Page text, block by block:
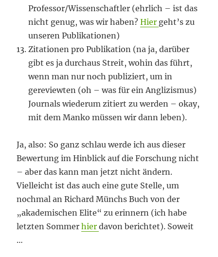
Professor/Wissenschaftler (ehrlich – ist das
nicht genug, was wir haben?Hier geht’s zu
unseren Publikationen)
Zitationen pro Publikation (na ja, darüber
gibt es ja durchaus Streit, wohin das führt,
wenn man nur noch publiziert, um in
gereviewten (oh – was für ein Anglizismus)
Journals wiederum zitiert zu werden – okay,
mit dem Manko müssen wir dann leben).
Ja, also: So ganz schlau werde ich aus dieser
Bewertung im Hinblick auf die Forschung nicht
– aber das kann man jetzt nicht ändern.
Vielleicht ist das auch eine gute Stelle, um
nochmal an Richard Münchs Buch von der
„akademischen Elite“ zu erinnern (ich habe
letzten Sommerhierdavon berichtet). Soweit
…